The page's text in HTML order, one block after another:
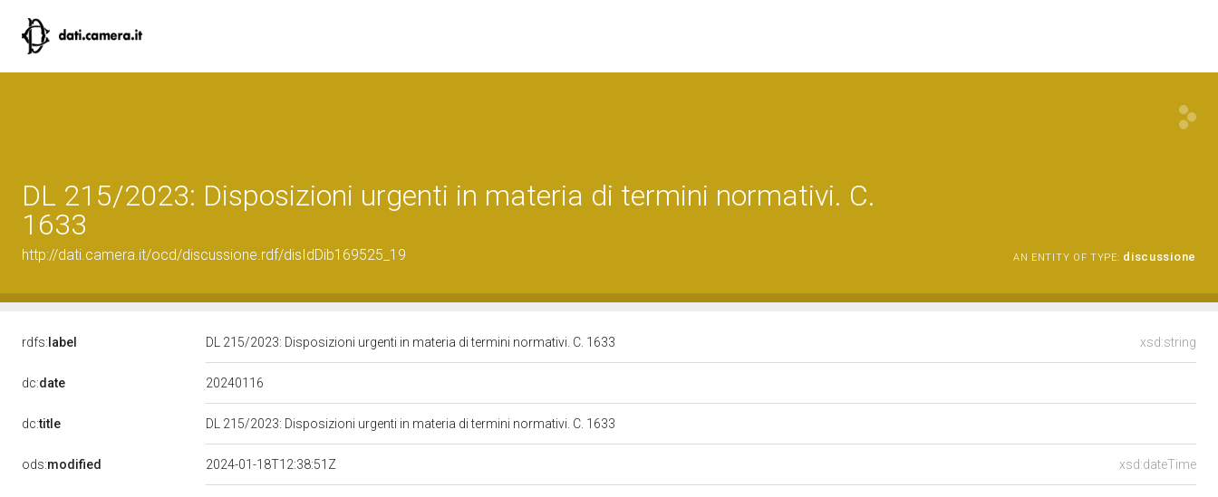
DL 215/2023: Disposizioni urgenti in materia di termini normativi. C.
1633
http://dati.camera.it/ocd/discussione.rdf/disIdDib169525_19 AN ENTITY OF TYPE: discussione
rdfs: label xsd:string
DL 215/2023: Disposizioni urgenti in materia di termini normativi. C. 1633
dc:date 20240116
dc:title DL 215/2023: Disposizioni urgenti in materia di termini normativi. C. 1633
ods:modified xsd:dateTime
2024-01-18T12:38:51Z